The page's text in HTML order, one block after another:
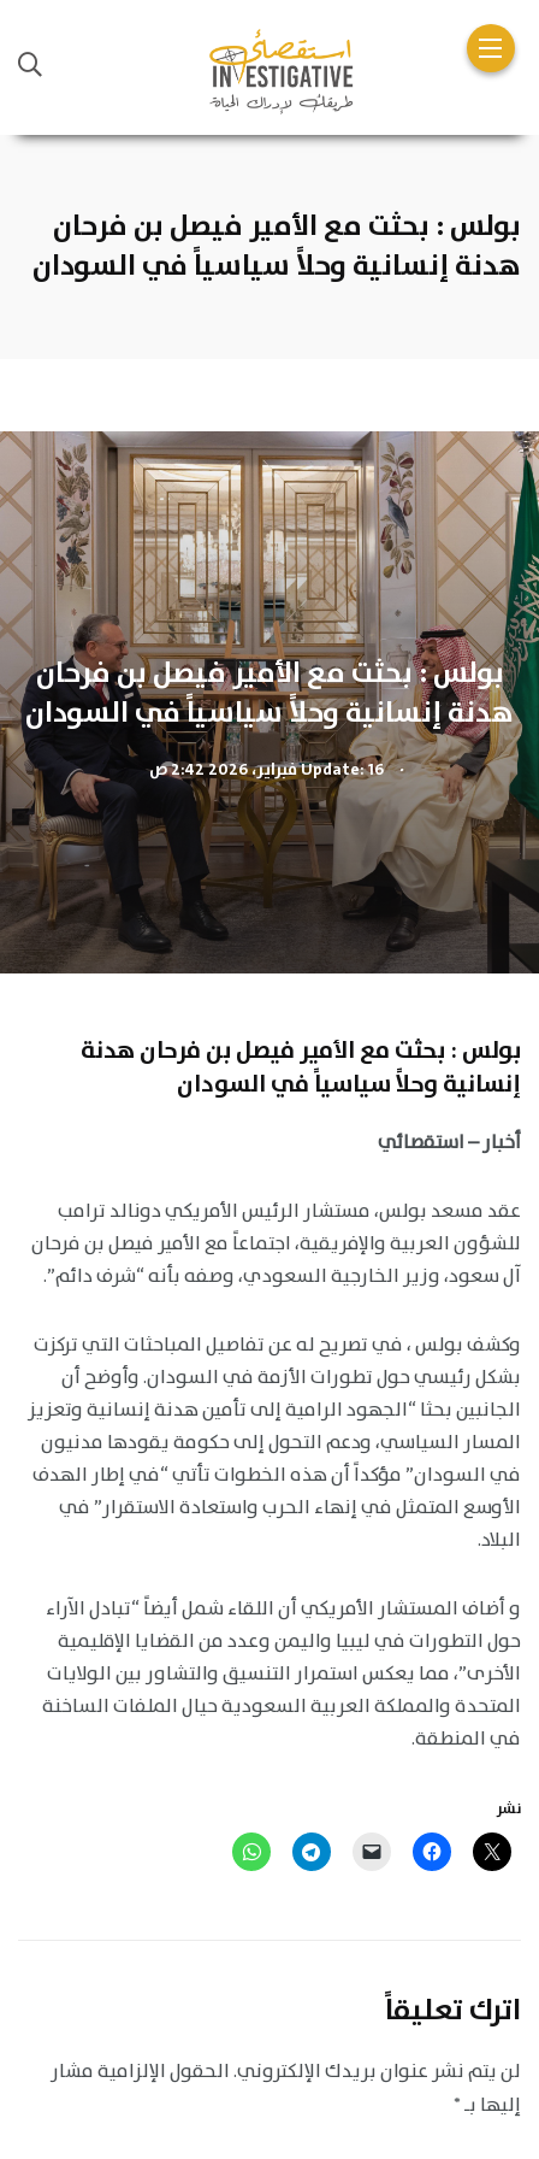
بولس : بحثت مع الأمير فيصل بن فرحان
هدنة إنسانية وحلاً سياسياً في السودان
بولس : بحثت مع الأمير فيصل بن فرحان
هدنة إنسانية وحلاً سياسياً في السودان
. Update: 16 فبراير، 2026 2:42 ص
بولس : بحثت مع الأمير فيصل بن فرحان هدنة
إنسانية وحلاً سياسياً في السودان
أخبار – استقصائي
عقد مسعد بولس، مستشار الرئيس الأمريكي دونالد ترامب
للشؤون العربية والإفريقية، اجتماعاً مع الأمير فيصل بن فرحان
آل سعود، وزير الخارجية السعودي، وصفه بأنه “شرف دائم”.
وكشف بولس ، في تصريح له عن تفاصيل المباحثات التي تركزت
بشكل رئيسي حول تطورات الأزمة في السودان. وأوضح أن
الجانبين بحثا “الجهود الرامية إلى تأمين هدنة إنسانية وتعزيز
المسار السياسي، ودعم التحول إلى حكومة يقودها مدنيون
في السودان” مؤكداً أن هذه الخطوات تأتي “في إطار الهدف
الأوسع المتمثل في إنهاء الحرب واستعادة الاستقرار” في
البلاد.
و أضاف المستشار الأمريكي أن اللقاء شمل أيضاً “تبادل الآراء
حول التطورات في ليبيا واليمن وعدد من القضايا الإقليمية
الأخرى”، مما يعكس استمرار التنسيق والتشاور بين الولايات
المتحدة والمملكة العربية السعودية حيال الملفات الساخنة
في المنطقة.
نشر
اترك تعليقاً
لن يتم نشر عنوان بريدك الإلكتروني.الحقول الإلزامية مشار
إليها بـ*